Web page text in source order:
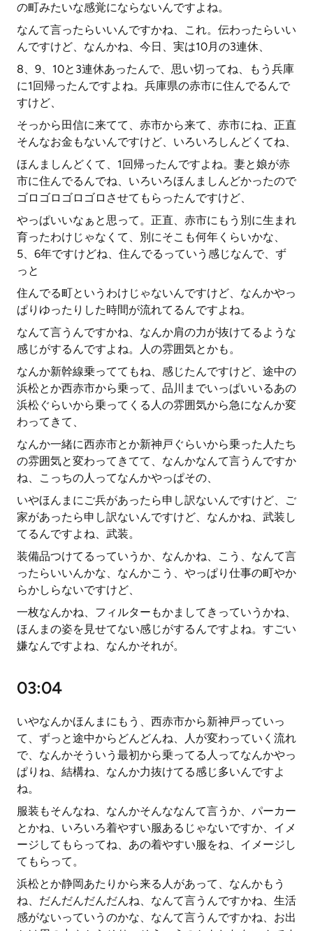
の町みたいな感覚にならないんですよね。
なんて言ったらいいんですかね、これ。伝わったらいい
んですけど、なんかね、今日、実は10月の3連休、
8、9、10と3連休あったんで、思い切ってね、もう兵庫
に1回帰ったんですよね。兵庫県の赤市に住んでるんで
すけど、
そっから田信に来てて、赤市から来て、赤市にね、正直
そんなお金もないんですけど、いろいろしんどくてね、
ほんましんどくて、1回帰ったんですよね。妻と娘が赤
市に住んでるんでね、いろいろほんましんどかったので
ゴロゴロゴロゴロさせてもらったんですけど、
やっぱいいなぁと思って。正直、赤市にもう別に生まれ
育ったわけじゃなくて、別にそこも何年くらいかな、
5、6年ですけどね、住んでるっていう感じなんで、ず
っと
住んでる町というわけじゃないんですけど、なんかやっ
ぱりゆったりした時間が流れてるんですよね。
なんて言うんですかね、なんか肩の力が抜けてるような
感じがするんですよね。人の雰囲気とかも。
なんか新幹線乗っててもね、感じたんですけど、途中の
浜松とか西赤市から乗って、品川までいっぱいいるあの
浜松ぐらいから乗ってくる人の雰囲気から急になんか変
わってきて、
なんか一緒に西赤市とか新神戸ぐらいから乗った人たち
の雰囲気と変わってきてて、なんかなんて言うんですか
ね、こっちの人ってなんかやっぱその、
いやほんまにご兵があったら申し訳ないんですけど、ご
家があったら申し訳ないんですけど、なんかね、武装し
てるんですよね、武装。
装備品つけてるっていうか、なんかね、こう、なんて言
ったらいいんかな、なんかこう、やっぱり仕事の町やか
らかしらないですけど、
一枚なんかね、フィルターもかましてきっていうかね、
ほんまの姿を見せてない感じがするんですよね。すごい
嫌なんですよね、なんかそれが。
03:04
いやなんかほんまにもう、西赤市から新神戸っていっ
て、ずっと途中からどんどんね、人が変わっていく流れ
で、なんかそういう最初から乗ってる人ってなんかやっ
ぱりね、結構ね、なんか力抜けてる感じ多いんですよ
ね。
服装もそんなね、なんかそんななんて言うか、パーカー
とかね、いろいろ着やすい服あるじゃないですか、イメ
ージしてもらってね、あの着やすい服をね、イメージし
てもらって。
浜松とか静岡あたりから来る人があって、なんかもう
ね、だんだんだんだんね、なんて言うんですかね、生活
感がないっていうのかな、なんて言うんですかね、お出